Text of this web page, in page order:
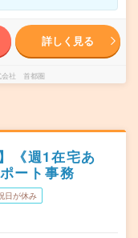
詳しく見る
会社 首都圏
《週1在宅あ
ート事務
日が休み